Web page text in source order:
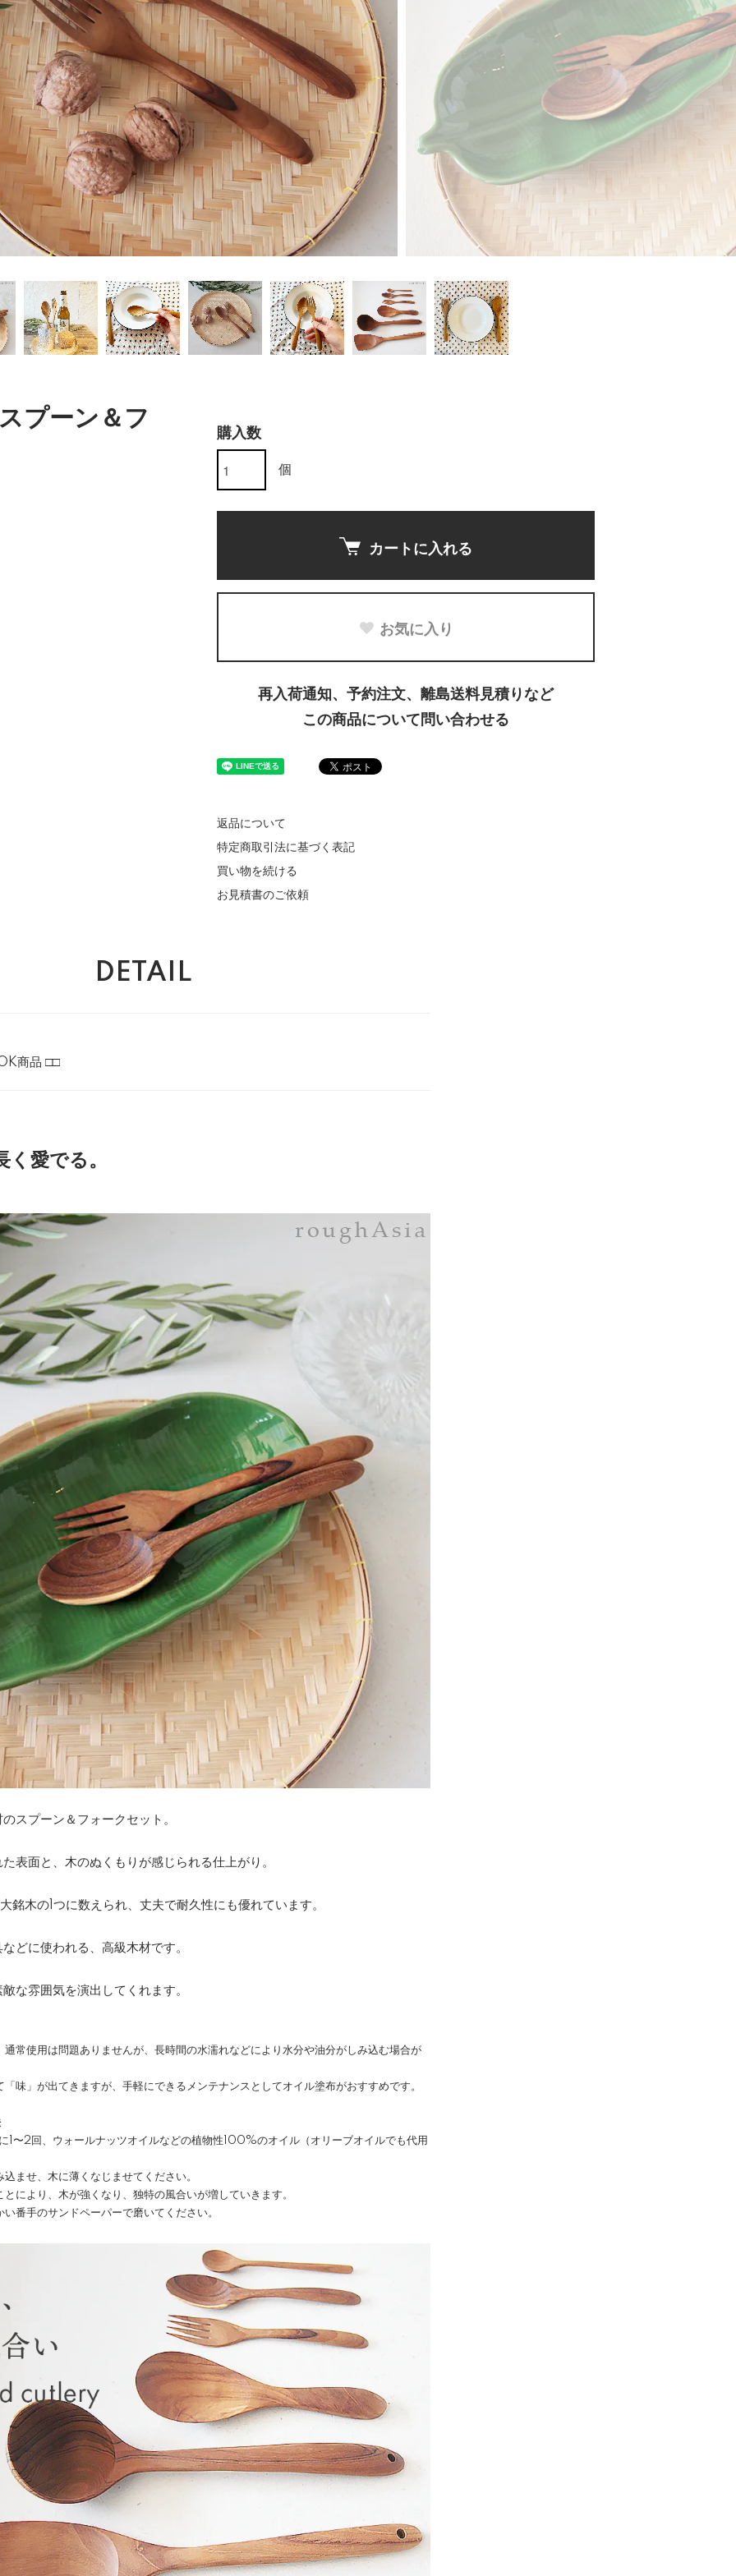
プーン＆フ
購入数
個
カートに入れる
お気に入り
再入荷通知、予約注文、離島送料見積りなど
この商品について問い合わせる
返品について
特定商取引法に基づく表記
買い物を続ける
お見積書のご依頼
DETAIL
商品 □□
愛でる。
スプーン＆フォークセット。
表面と、木のぬくもりが感じられる仕上がり。
銘木の1つに数えられ、丈夫で耐久性にも優れています。
どに使われる、高級木材です。
な雰囲気を演出してくれます。
常使用は問題ありませんが、長時間の水濡れなどにより水分や油分がしみ込む場合が
味」が出てきますが、手軽にできるメンテナンスとしてオイル塗布がおすすめです。
1〜2回、ウォールナッツオイルなどの植物性100%のオイル（オリーブオイルでも代用
ませ、木に薄くなじませてください。
により、木が強くなり、独特の風合いが増していきます。
番手のサンドペーパーで磨いてください。